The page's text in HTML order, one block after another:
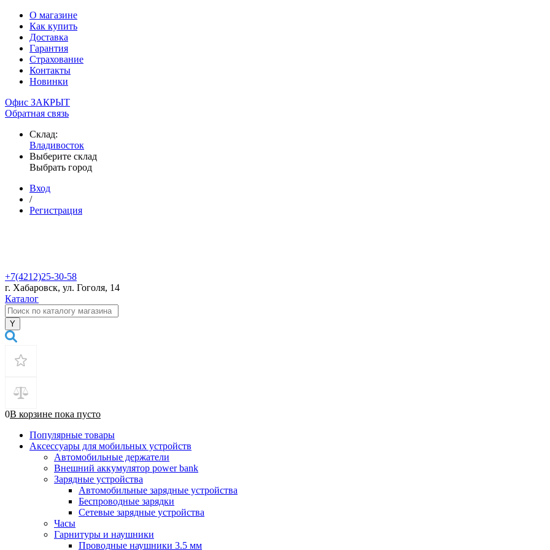
О магазине
Как купить
Доставка
Гарантия
Страхование
Контакты
Новинки
Офис ЗАКРЫТ
Обратная связь
Склад:
Владивосток
Выберите склад
Выбрать город
Вход
/
Регистрация
+7(4212)25-30-58
г. Хабаровск, ул. Гоголя, 14
Каталог
0В корзине пока пусто
Популярные товары
Аксессуары для мобильных устройств
Автомобильные держатели
Внешний аккумулятор power bank
Зарядные устройства
Автомобильные зарядные устройства
Беспроводные зарядки
Сетевые зарядные устройства
Часы
Гарнитуры и наушники
Проводные наушники 3.5 мм